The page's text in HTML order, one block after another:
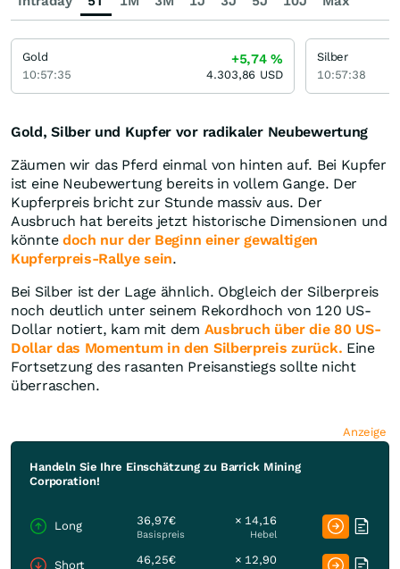
Gold, Silber und Kupfer vor radikaler Neubewertung
Zäumen wir das Pferd einmal von hinten auf. Bei Kupfer
ist eine Neubewertung bereits in vollem Gange. Der
Kupferpreis bricht zur Stunde massiv aus. Der
Ausbruch hat bereits jetzt historische Dimensionen und
könnte doch nur der Beginn einer gewaltigen
Kupferpreis-Rallye sein.
Bei Silber ist der Lage ähnlich. Obgleich der Silberpreis
noch deutlich unter seinem Rekordhoch von 120 US-
Dollar notiert, kam mit dem Ausbruch über die 80 US-
Dollar das Momentum in den Silberpreis zurück. Eine
Fortsetzung des rasanten Preisanstiegs sollte nicht
überraschen.
Anzeige
Handeln Sie Ihre Einschätzung zu Barrick Mining
Corporation!
Long 36,97€
Basispreis
× 14,16
Hebel
Short 46,25€ × 12,90
Gold
10:57:35
+5,74%
4.303,86 USD
Silber
10:57:38